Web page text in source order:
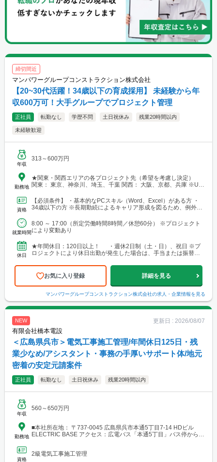
締切間近
マンパワーグループコンストラクション株式会社
【20~30代活躍！34歳以下の育成採用】 未経験から年
収600万可！大手グループでプロジェクト管理
正社員 転勤なし 学歴不問 土日祝休み 残業20時間以内
未経験歓迎
年収
313～600万円
勤務地
★関東・関西エリアの各プロジェクト先（希望を考慮し決定）
関東： 東京、神奈川、埼玉、千葉 関西： 大阪、京都、兵庫 ※U・
ションタワーN 30階
資格
【必須条件】 ・基本的なPCスキル（Word、Excel）がある方 ・
34歳以下の方 ※長期勤続によるキャリア形成を図るため、例外事
就業時間
8:00 ～ 17:00（所定労働時間8時間／休憩60分） ※プロジェクト
により変動あり
休日
★年間休日：120日以上！ ・週休2日制（土・日）、祝日 ※プ
ロジェクトにより休日出勤が発生した場合は、手当または振替休
お気に入り登録 詳細を見る
マンパワーグループコンストラクション株式会社の求人・企業情報を見る
NEW 更新日 : 2026/08/07
有限会社橋本電設
＜広島県呉市＞電気工事施工管理/年間休日125日・残
業少なめ/アシスタント・事務の手厚いサポート体/地元
密着の安定元請案件
正社員 転勤なし 土日祝休み 残業20時間以内
年収
560～650万円
勤務地
■本社所在地： 〒737-0045 広島県呉市本通5丁目7-14 HDビル
ELECTRIC BASE アクセス：広電バス「本通5丁目」バス停から徒
資格
2級電気工事施工管理